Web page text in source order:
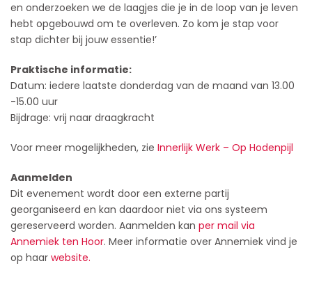
en onderzoeken we de laagjes die je in de loop van je leven
hebt opgebouwd om te overleven. Zo kom je stap voor
stap dichter bij jouw essentie!’
Praktische informatie:
Datum: iedere laatste donderdag van de maand van 13.00
-15.00 uur
Bijdrage: vrij naar draagkracht
Voor meer mogelijkheden, zie Innerlijk Werk – Op Hodenpijl
Aanmelden
Dit evenement wordt door een externe partij
georganiseerd en kan daardoor niet via ons systeem
gereserveerd worden. Aanmelden kan per mail via
Annemiek ten Hoor. Meer informatie over Annemiek vind je
op haar website.